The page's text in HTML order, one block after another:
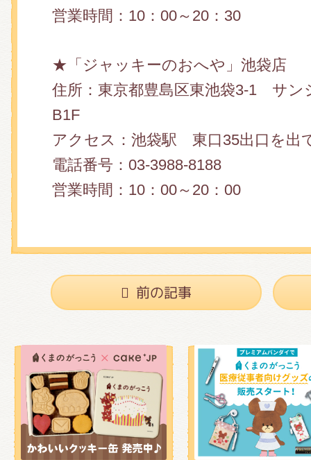
営業時間：10：00～20：30
★「ジャッキーのおへや」池袋店
住所：東京都豊島区東池袋3-1 サ
B1F
アクセス：池袋駅 東口35出口を出
電話番号：03-3988-8188
営業時間：10：00～20：00
前の記事